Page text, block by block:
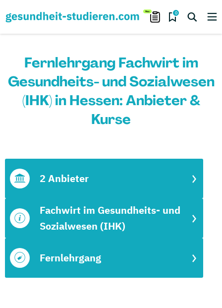
0
Fernlehrgang Fachwirt im
Gesundheits- und Sozialwesen
(IHK) in Hessen: Anbieter &
Kurse
Fernlehrgang
Fachwirt im Gesundheits- und
Sozialwesen (IHK)
2 Anbieter